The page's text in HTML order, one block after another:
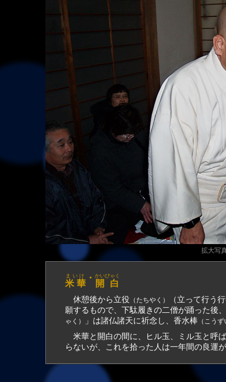
拡大写
米 華
まいけ ・
開 白
かいびゃく
休憩後から立役 （たちやく）
（立って行う
願するもので、下駄履きの二僧が踊った後
ゃく） 」は諸仏諸天に祈念し、香水棒 （こう
米華と開白の間に、ヒル玉、ミル玉と呼
らないが、これを拾った人は一年間の良運